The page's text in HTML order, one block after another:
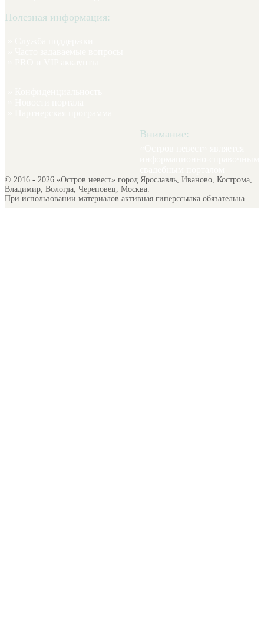
Полезная информация:
Внимание:
© 2016 - 2026 «Остров невест» город Ярославль, Иваново, Кострома,
Владимир, Вологда, Череповец, Москва.
При использовании материалов активная гиперссылка обязательна.